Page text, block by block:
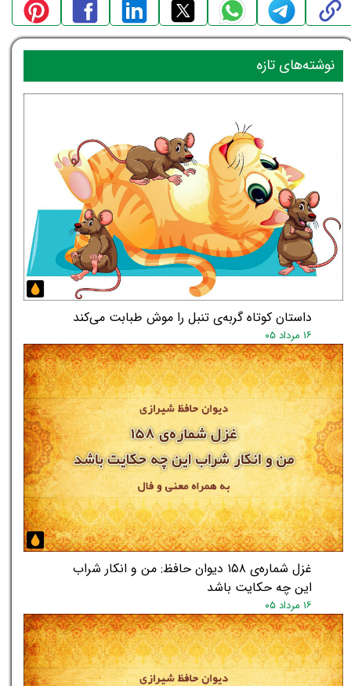
داستان کوتاه گربه‌ی تنبل را موش طبابت می‌کند
۱۶ مرداد ۰۵
غزل شماره‌ی ۱۵۸ دیوان حافظ: من و انکار شراب
این چه حکایت باشد
۱۶ مرداد ۰۵
نوشته‌های تازه